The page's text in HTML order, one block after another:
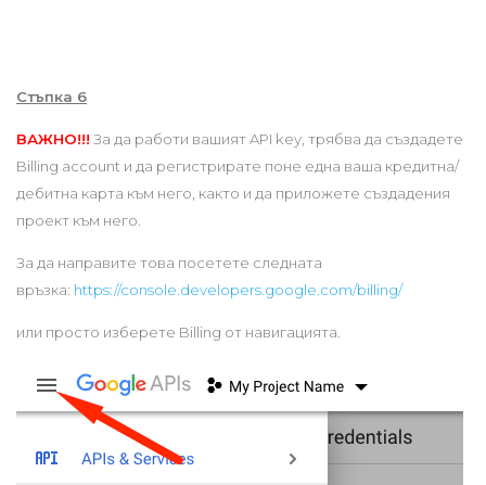
Стъпка 6
ВАЖНО!!! За да работи вашият API key, трябва да създадете
Billing account и да регистрирате поне една ваша кредитна/
дебитна карта към него, както и да приложете създадения
проект към него.
За да направите това посетете следната
връзка: https://console.developers.google.com/billing/
или просто изберете Billing от навигацията.